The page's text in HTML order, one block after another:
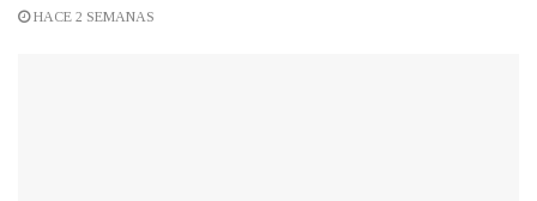
HACE 2 SEMANAS